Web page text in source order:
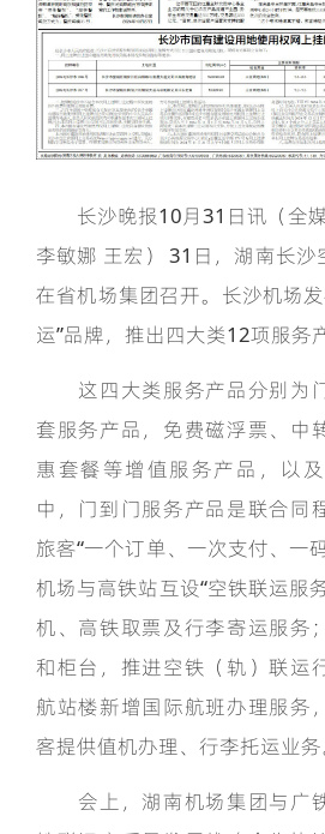
长沙晚报10月31日讯（全媒
李敏娜 王宏） 31日，湖南长
在省机场集团召开。长沙机场
运”品牌，推出四大类12项服务
这四大类服务产品分别为
套服务产品，免费磁浮票、中
惠套餐等增值服务产品，以
中，门到门服务产品是联合同
旅客“一个订单、一次支付、一
机场与高铁站互设“空铁联运服
机、高铁取票及行李寄运服务
和柜台，推进空铁（轨）联运
航站楼新增国际航班办理服务
客提供值机办理、行李托运业务
会上，湖南机场集团与广